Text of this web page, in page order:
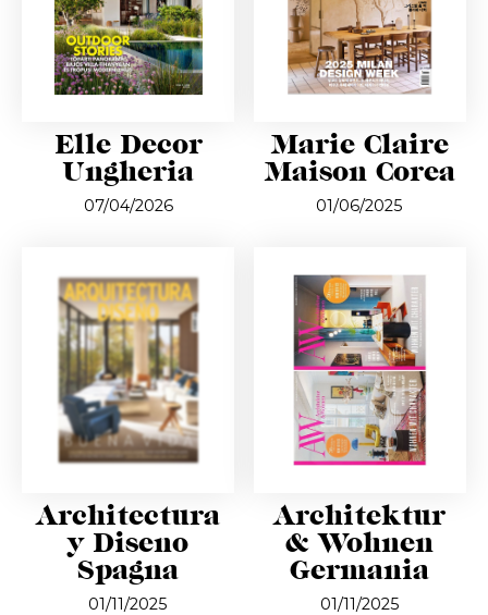
Elle Decor
Ungheria
07/04/2026
Marie Claire
Maison Corea
01/06/2025
Architectura
y Diseno
Spagna
01/11/2025
Architektur
& Wohnen
Germania
01/11/2025